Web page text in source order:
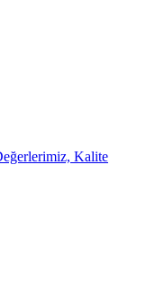
Kalite